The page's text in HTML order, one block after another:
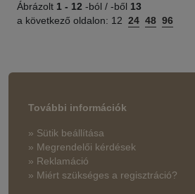
Ábrázolt 1 - 12 -ból / -ből 13
a következő oldalon: 12 24 48 96
További információk
» Sütik beállítása
» Megrendelői kérdések
» Reklamáció
» Miért szükséges a regisztráció?